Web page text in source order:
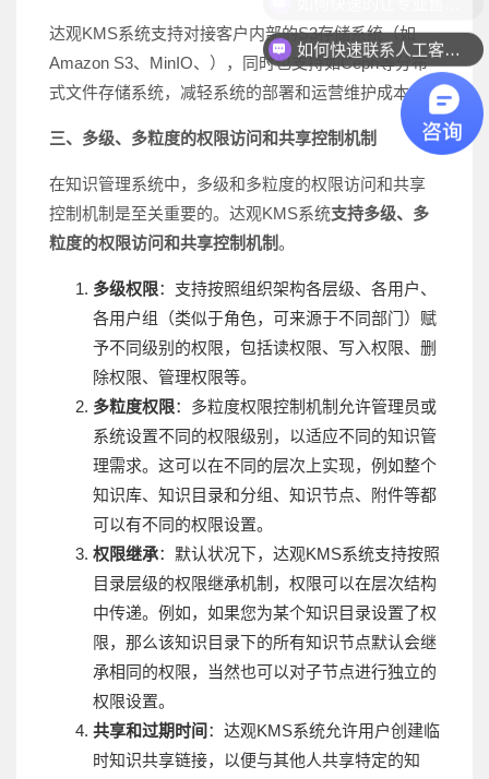
达观KMS系统支持对接客户内部的S3存储系统（如
Amazon S3、MinIO、），同时也支持如Ceph等分布
式文件存储系统，减轻系统的部署和运营维护成本。
三、 多级、多粒度的权限访问和共享控制机制
在知识管理系统中，多级和多粒度的权限访问和共享
控制机制是至关重要的。达观KMS系统支持多级、多
粒度的权限访问和共享控制机制。
多级权限：支持按照组织架构各层级、各用户、
各用户组（类似于角色，可来源于不同部门）赋
予不同级别的权限，包括读权限、写入权限、删
除权限、管理权限等。
多粒度权限：多粒度权限控制机制允许管理员或
系统设置不同的权限级别，以适应不同的知识管
理需求。这可以在不同的层次上实现，例如整个
知识库、知识目录和分组、知识节点、附件等都
可以有不同的权限设置。
权限继承：默认状况下，达观KMS系统支持按照
目录层级的权限继承机制，权限可以在层次结构
中传递。例如，如果您为某个知识目录设置了权
限，那么该知识目录下的所有知识节点默认会继
承相同的权限，当然也可以对子节点进行独立的
权限设置。
共享和过期时间 ：达观KMS系统允许用户创建临
时知识共享链接，以便与其他人共享特定的知
如何快速联系人工客服？